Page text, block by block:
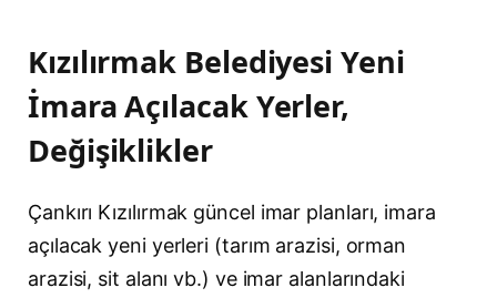
Kızılırmak Belediyesi Yeni
İmara Açılacak Yerler,
Değişiklikler
Çankırı Kızılırmak güncel imar planları, imara
açılacak yeni yerleri (tarım arazisi, orman
arazisi, sit alanı vb.) ve imar alanlarındaki